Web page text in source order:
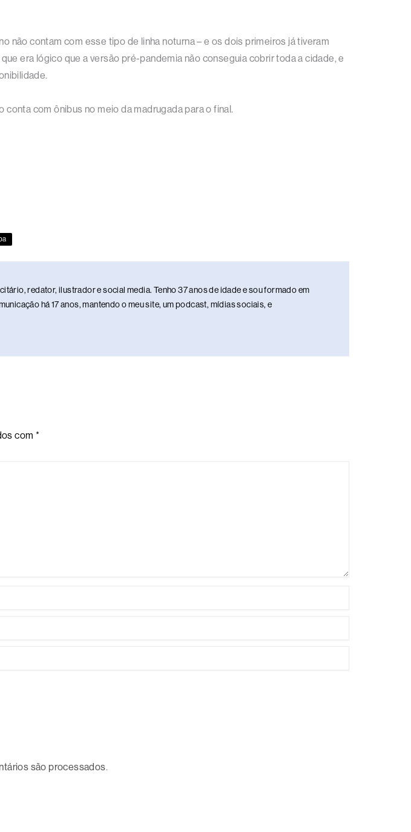
não contam com esse tipo de linha noturna – e os dois primeiros já tiveram
era lógico que a versão pré-pandemia não conseguia cobrir toda a cidade, e
com ônibus no meio da madrugada para o final.
redator, ilustrador e social media. Tenho 37 anos de idade e sou formado em
há 17 anos, mantendo o meu site, um podcast, mídias sociais, e
com *
são processados.